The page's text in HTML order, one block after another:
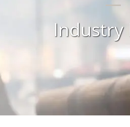
Industry